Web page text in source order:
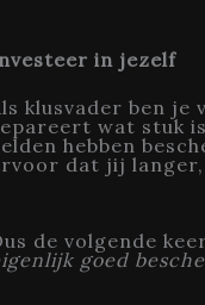
in jezelf
klusvader ben je
wat stuk
hebben
dat jij
de volgende
goed